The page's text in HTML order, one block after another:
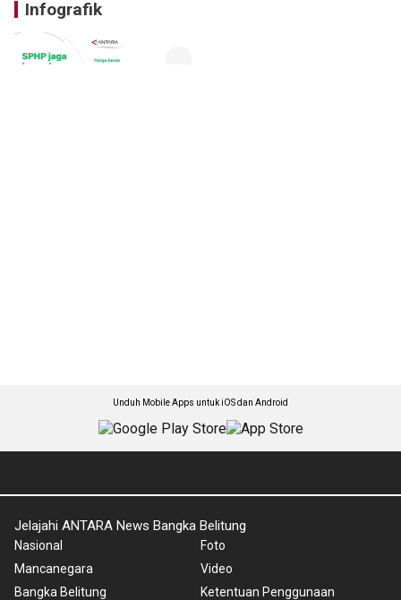
Infografik
Unduh Mobile Apps untuk iOS dan Android
Jelajahi ANTARA News Bangka Belitung
Nasional
Mancanegara
Bangka Belitung
Foto
Video
Ketentuan Penggunaan